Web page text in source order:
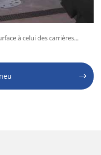
à celui des carrières...